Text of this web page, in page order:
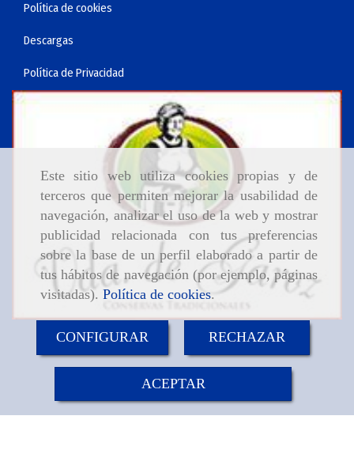
Este sitio web utiliza cookies propias y de
terceros que permiten mejorar la usabilidad de
navegación, analizar el uso de la web y mostrar
publicidad relacionada con tus preferencias
sobre la base de un perfil elaborado a partir de
tus hábitos de navegación (por ejemplo, páginas
visitadas). Política de cookies.
CONFIGURAR RECHAZAR
ACEPTAR
Política de cookies
Descargas
Política de Privacidad